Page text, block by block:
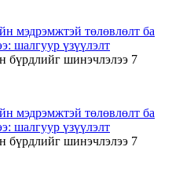
мэдрэмжтэй төлөвлөлт ба
шалгуур үзүүлэлт
бүрдлийг шинэчлэлээ 7
мэдрэмжтэй төлөвлөлт ба
шалгуур үзүүлэлт
бүрдлийг шинэчлэлээ 7